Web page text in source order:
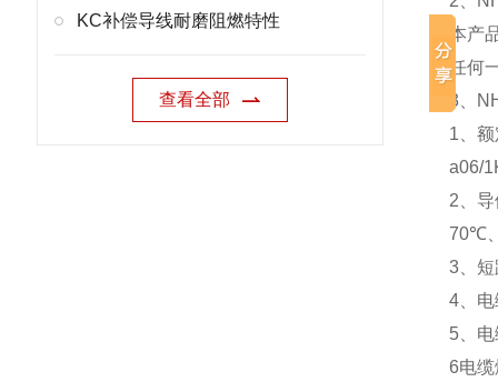
KC补偿导线耐磨阻燃特性
查看全部
本产
任何
3、
1、
a06/
2、
70℃
3、
4、
5、
6电